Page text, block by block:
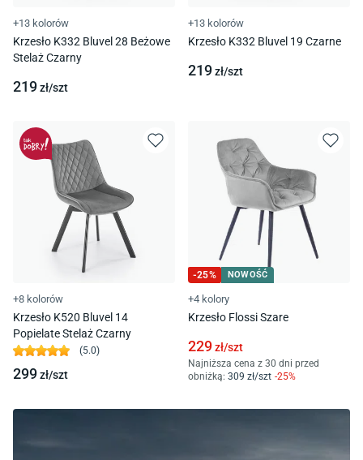
+13 kolorów
Krzesło K332 Bluvel 28 Beżowe
Stelaż Czarny
219zł/szt
+13 kolorów
Krzesło K332 Bluvel 19 Czarne
219zł/szt
+8 kolorów
Krzesło K520 Bluvel 14
Popielate Stelaż Czarny
(5.0)
299zł/szt
-25% NOWOŚĆ
+4 kolory
Krzesło Flossi Szare
229zł/szt
Najniższa cena z 30 dni przed
obniżką: 309 zł/szt -25%